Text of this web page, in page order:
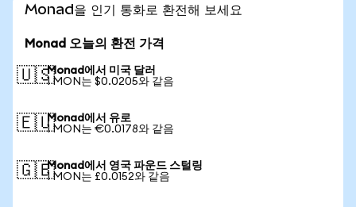
Monad을 인기 통화로 환전해 보세요
Monad 오늘의 환전 가격
🇺🇸Monad에서 미국 달러
1 MON는 $0.0205와 같음
🇪🇺Monad에서 유로
1 MON는 €0.0178와 같음
🇬🇧Monad에서 영국 파운드 스털링
1 MON는 £0.0152와 같음